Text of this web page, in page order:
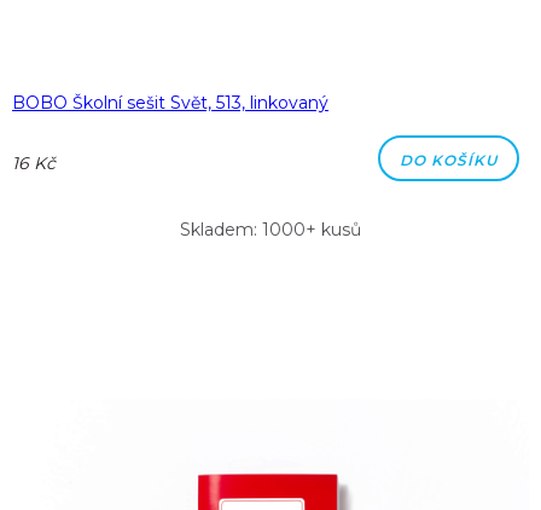
BOBO Školní sešit Svět, 513, linkovaný
16 Kč DO KOŠÍKU
Skladem: 1000+ kusů